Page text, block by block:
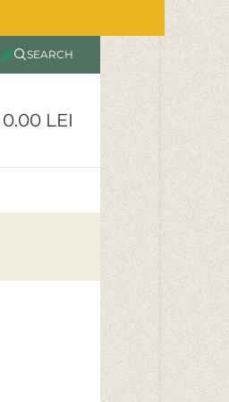
SEARCH
0.00 LEI